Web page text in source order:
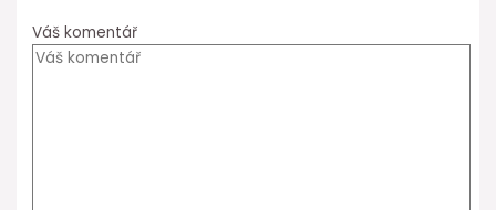
Váš komentář